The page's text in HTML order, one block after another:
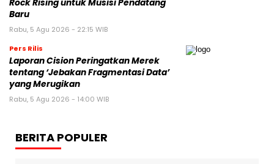
Rock Rising untuk Musisi Pendatang
Baru
Rabu, 5 Agu 2026 - 22:15 WIB
Pers Rilis
Laporan Cision Peringatkan Merek
tentang ‘Jebakan Fragmentasi Data’
yang Merugikan
Rabu, 5 Agu 2026 - 14:00 WIB
BERITA POPULER